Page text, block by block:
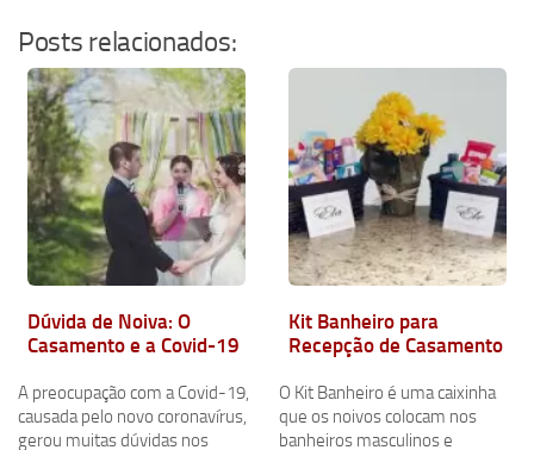
Posts relacionados:
Dúvida de Noiva: O
Casamento e a Covid-19
A preocupação com a Covid-19,
causada pelo novo coronavírus,
gerou muitas dúvidas nos
Kit Banheiro para
Recepção de Casamento
O Kit Banheiro é uma caixinha
que os noivos colocam nos
banheiros masculinos e